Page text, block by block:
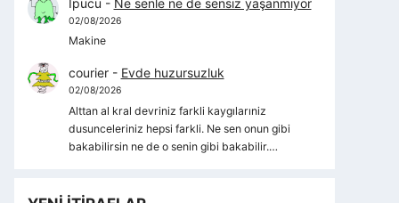
İpucu - Ne senle ne de sensiz yaşanmıyor
02/08/2026
Makine
courier- Evde huzursuzluk
02/08/2026
Alttan al kral devriniz farkli kaygılarıniz
dusunceleriniz hepsi farkli. Ne sen onun gibi
bakabilirsin ne de o senin gibi bakabilir.…